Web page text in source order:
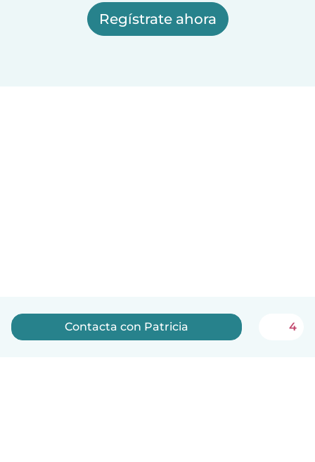
Regístrate ahora
Contacta con Patricia 4